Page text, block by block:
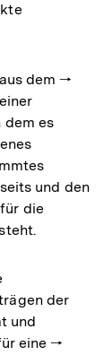
dem 🠒
dem es
und den
die
der
und
eine 🠒